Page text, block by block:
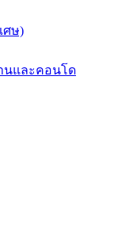
ศษ)
นและคอนโด